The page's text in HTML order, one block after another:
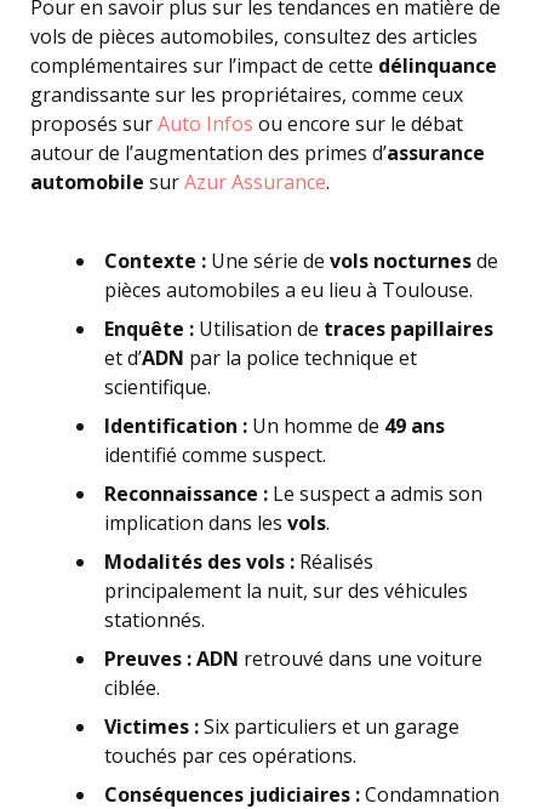
Pour en savoir plus sur les tendances en matière de
vols de pièces automobiles, consultez des articles
complémentaires sur l’impact de cette délinquance
grandissante sur les propriétaires, comme ceux
proposés surAuto Infos ou encore sur le débat
autour de l’augmentation des primes d’assurance
automobile surAzur Assurance.
Contexte : Une série de vols nocturnesde
pièces automobiles a eu lieu à Toulouse.
Enquête : Utilisation de traces papillaires
et d’ADN par la police technique et
scientifique.
Identification : Un homme de 49 ans
identifié comme suspect.
Reconnaissance : Le suspect a admis son
implication dans les vols.
Modalités des vols : Réalisés
principalement la nuit, sur des véhicules
stationnés.
Preuves :ADN retrouvé dans une voiture
ciblée.
Victimes :Six particuliers et un garage
touchés par ces opérations.
Conséquences judiciaires :Condamnation